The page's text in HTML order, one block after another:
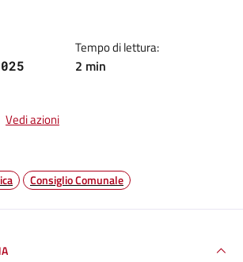
Tempo di lettura:
2 min
Vedi azioni
Consiglio Comunale